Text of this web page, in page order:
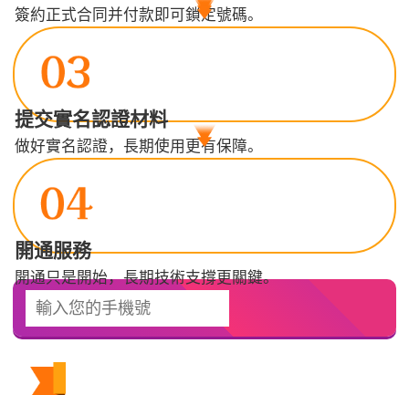
簽約正式合同并付款即可鎖定號碼。
提交實名認證材料
做好實名認證，長期使用更有保障。
開通服務
開通只是開始，長期技術支撐更關鍵。